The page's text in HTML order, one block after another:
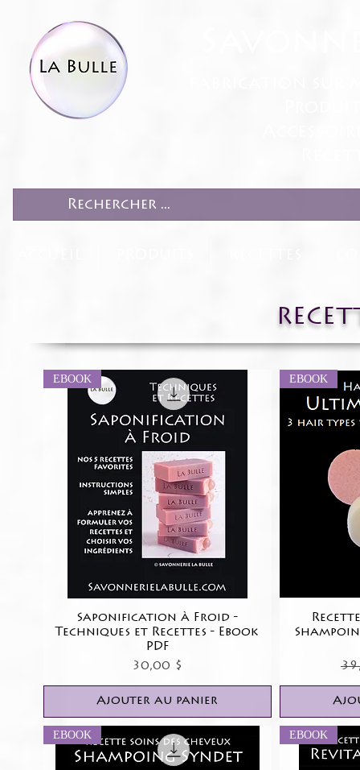
Aperçu rapide
EBOOK
Saponification à Froid -
Techniques et Recettes - Ebook
PDF
Prix
30,00 $
Ajouter au panier
EBOOK
EBOOK EBOOK